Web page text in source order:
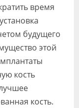
время
будущего
этой
кость
кость.